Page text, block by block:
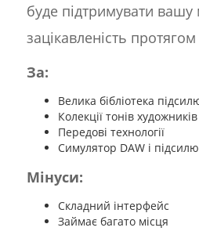
буде підтримувати вашу
зацікавленість
За:
Велика бібліотека
Колекції тонів
Передові технології
Симулятор DAW і
Мінуси:
Складний інтерфейс
Займає багато місця